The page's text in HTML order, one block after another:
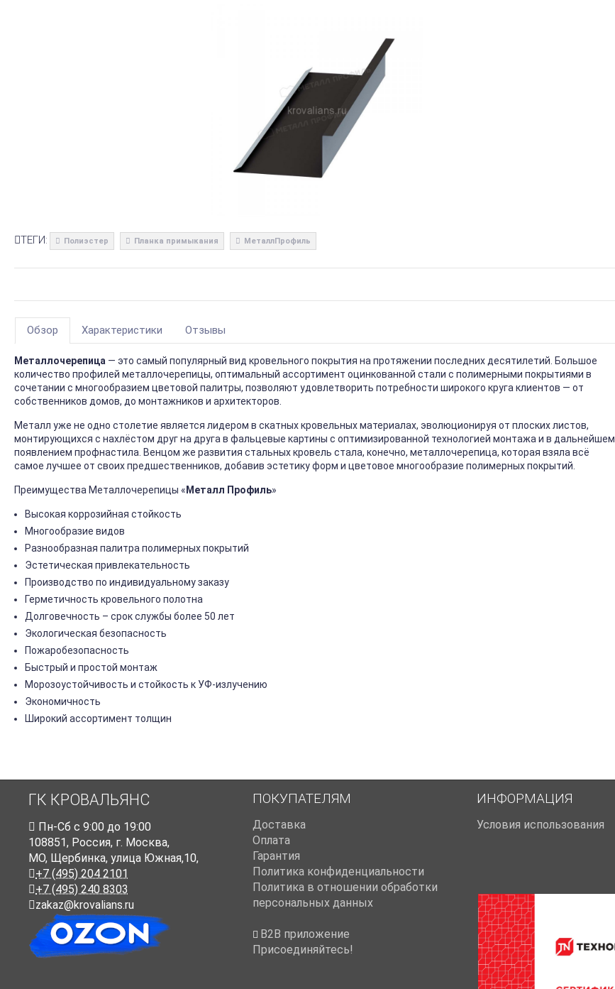
ТЕГИ: Полиэстер Планка примыкания МеталлПрофиль
Обзор Характеристики Отзывы
Металлочерепица — это самый популярный вид кровельного покрытия на протяжении последних десятилетий. Большое
количество профилей металлочерепицы, оптимальный ассортимент оцинкованной стали с полимерными покрытиями в
сочетании с многообразием цветовой палитры, позволяют удовлетворить потребности широкого круга клиентов — от
собственников домов, до монтажников и архитекторов.
Металл уже не одно столетие является лидером в скатных кровельных материалах, эволюционируя от плоских листов,
монтирующихся с нахлёстом друг на друга в фальцевые картины с оптимизированной технологией монтажа и в дальнейшем
появлением профнастила. Венцом же развития стальных кровель стала, конечно, металлочерепица, которая взяла всё
самое лучшее от своих предшественников, добавив эстетику форм и цветовое многообразие полимерных покрытий.
Преимущества Металлочерепицы « Металл Профиль»
Высокая коррозийная стойкость
Многообразие видов
Разнообразная палитра полимерных покрытий
Эстетическая привлекательность
Производство по индивидуальному заказу
Герметичность кровельного полотна
Долговечность – срок службы более 50 лет
Экологическая безопасность
Пожаробезопасность
Быстрый и простой монтаж
Морозоустойчивость и стойкость к УФ-излучению
Экономичность
Широкий ассортимент толщин
ГК КРОВАЛЬЯНС
Пн-Cб с 9:00 до 19:00
108851, Россия, г. Москва,
МО, Щербинка, улица Южная,10,
+7 (495) 204 2101
+7 (495) 240 8303
zakaz@krovalians.ru
ПОКУПАТЕЛЯМ
Доставка
Оплата
Гарантия
Политика конфиденциальности
Политика в отношении обработки
персональных данных
B2B приложение
Присоединяйтесь!
ИНФОРМАЦИЯ
Условия использования